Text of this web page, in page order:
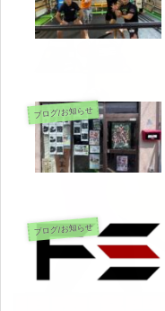
ブログ/お知らせ
ブログ/お知らせ